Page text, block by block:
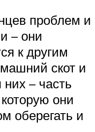
проблем и
– они
к другим
скот и
– часть
они
оберегать и